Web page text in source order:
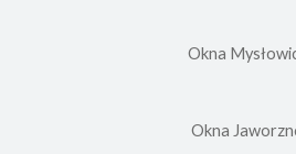
Okna
Okna